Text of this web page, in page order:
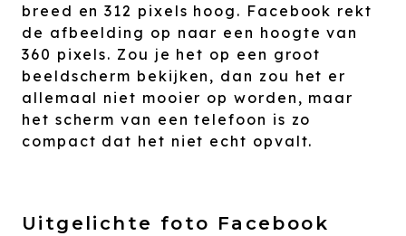
breed en 312 pixels hoog. Facebook rekt
de afbeelding op naar een hoogte van
360 pixels. Zou je het op een groot
beeldscherm bekijken, dan zou het er
allemaal niet mooier op worden, maar
het scherm van een telefoon is zo
compact dat het niet echt opvalt.
Uitgelichte foto Facebook